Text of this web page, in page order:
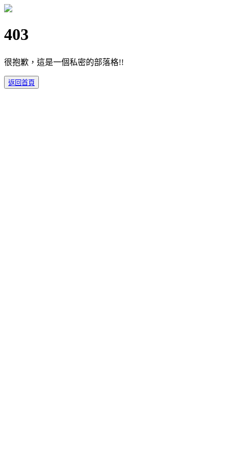
403
很抱歉，這是一個私密的部落格!!
返回首頁